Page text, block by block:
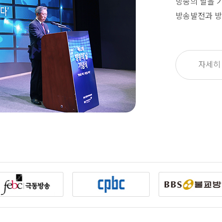
방송발전과
자세